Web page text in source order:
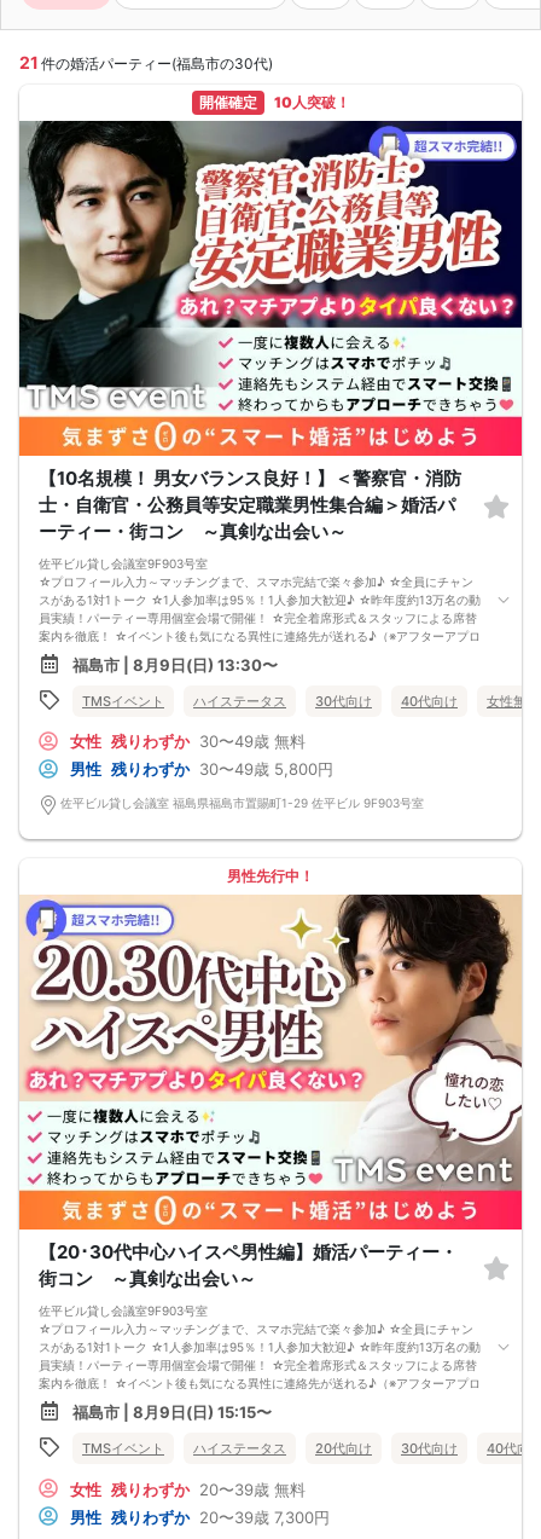
21 件の婚活パーティー(福島市の30代)
開催確定 10人突破！
【10名規模！ 男女バランス良好！】＜警察官・消防
士・自衛官・公務員等安定職業男性集合編＞婚活パ
ーティー・街コン ～真剣な出会い～
佐平ビル貸し会議室9F903号室
☆プロフィール入力～マッチングまで、スマホ完結で楽々参加♪ ☆全員にチャン
スがある1対1トーク ☆1人参加率は95％！1人参加大歓迎♪ ☆昨年度約13万名の動
員実績！パーティー専用個室会場で開催！ ☆完全着席形式＆スタッフによる席替
案内を徹底！ ☆イベント後も気になる異性に連絡先が送れる♪（※アフターアプロ
ーチ機能） スタッフの進行で全員の方とお話できるので、フリータイムで放置さ
れて人気の方と一度もお話できずに気が付いたらイベント終了・・・ということ
は一切ありません！ 【持ち物について】 ・ご本人様確認書類（無い場合はキャン
セル扱いとなります） ・最新版Google Chromeか最新版Safariを使用可能なスマ
関係上、カードスタイルに切り替えて催行する場合がございます。） ・なるべく
お釣銭がでないようご用意いただけますと幸いです。 【ご参加前にご確認くださ
い】 ・Wi-Fiの用意はありませんので、ネット環境が万全でない場合にはご参加い
ただけません。 ・充電器の貸し出しは行っておりません。 【ご来場に際して】
渋滞や駐車場満車による遅刻が増えております。お車でお越しになる場合は開始
更されませんのでご安心ください。
福島市 | 8月9日(日) 13:30〜
TMSイベント ハイステータス 30代向け 40代向け 女性無料
女性 残りわずか 30〜49歳 無料
男性 残りわずか 30〜49歳 5,800円
佐平ビル貸し会議室 福島県福島市置賜町1-29 佐平ビル 9F903号室
男性先行中！
【20･30代中心ハイスペ男性編】婚活パーティー・
街コン ～真剣な出会い～
佐平ビル貸し会議室9F903号室
☆プロフィール入力～マッチングまで、スマホ完結で楽々参加♪ ☆全員にチャン
スがある1対1トーク ☆1人参加率は95％！1人参加大歓迎♪ ☆昨年度約13万名の動
員実績！パーティー専用個室会場で開催！ ☆完全着席形式＆スタッフによる席替
案内を徹底！ ☆イベント後も気になる異性に連絡先が送れる♪（※アフターアプロ
ーチ機能） スタッフの進行で全員の方とお話できるので、フリータイムで放置さ
れて人気の方と一度もお話できずに気が付いたらイベント終了・・・ということ
は一切ありません！ 【持ち物について】 ・ご本人様確認書類（無い場合はキャン
セル扱いとなります） ・最新版Google Chromeか最新版Safariを使用可能なスマ
関係上、カードスタイルに切り替えて催行する場合がございます。） ・なるべく
お釣銭がでないようご用意いただけますと幸いです。 【ご参加前にご確認くださ
い】 ・Wi-Fiの用意はありませんので、ネット環境が万全でない場合にはご参加い
福島市 | 8月9日(日) 15:15〜
TMSイベント ハイステータス 20代向け 30代向け 40代向
女性 残りわずか 20〜39歳 無料
男性 残りわずか 20〜39歳 7,300円